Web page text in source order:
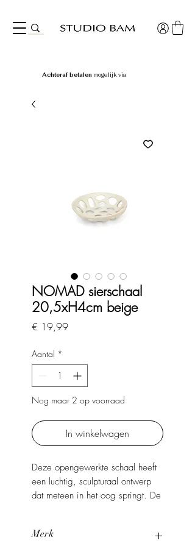
Achteraf betalen mogelijk via
NOMAD sierschaal
20,5xH4cm beige
€ 19,99Prijs
Aantal *
Nog maar 2 op voorraad
In winkelwagen
Deze opengewerkte schaal heeft
een luchtig, sculpturaal ontwerp
dat meteen in het oog springt. De
organische uitstraling. Het is een
Merk